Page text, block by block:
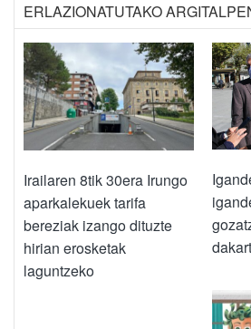
ERLAZIONATUTAKO
Irailaren 8tik 30era Irungo
aparkalekuek tarifa
bereziak izango dituzte
hirian erosketak
laguntzeko